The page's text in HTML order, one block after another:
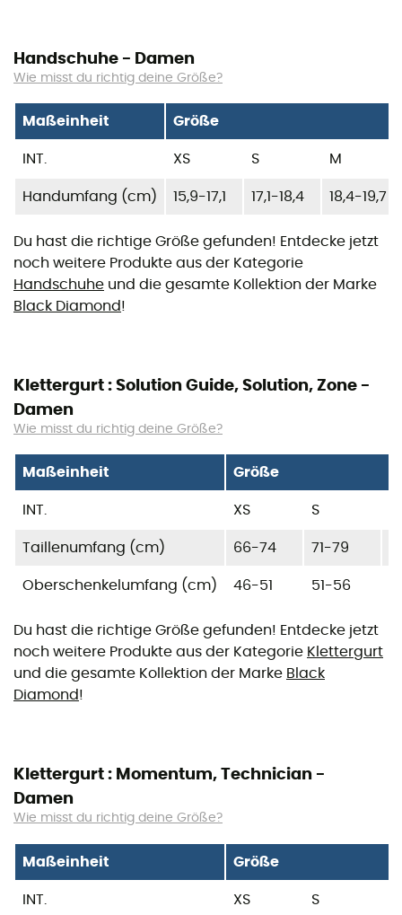
Handschuhe - Damen
Wie misst du richtig deine Größe?
Maßeinheit Größe
INT. XS S M
Handumfang (cm) 15,9-17,1 17,1-18,4 18,4-19,7
Du hast die richtige Größe gefunden! Entdecke jetzt
noch weitere Produkte aus der Kategorie
Handschuhe und die gesamte Kollektion der Marke
Black Diamond!
Klettergurt : Solution Guide, Solution, Zone -
Damen
Wie misst du richtig deine Größe?
Maßeinheit Größe
INT. XS S
Taillenumfang (cm) 66-74 71-79
Oberschenkelumfang (cm) 46-51 51-56
Du hast die richtige Größe gefunden! Entdecke jetzt
noch weitere Produkte aus der Kategorie Klettergurt
und die gesamte Kollektion der Marke Black
Diamond!
Klettergurt : Momentum, Technician -
Damen
Wie misst du richtig deine Größe?
Maßeinheit Größe
INT. XS S